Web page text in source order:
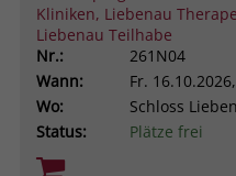
Kliniken, Liebenau
Liebenau Teilhabe
Nr.:
261N04
Wann:
Fr.
Wo:
Schloss
Status:
Plätze frei